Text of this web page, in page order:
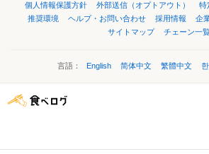
個人情報保護方針
外部送信（オプトアウト）
特
推奨環境
ヘルプ・お問い合わせ 採用情報 企
サイトマップ
チェーン一
言語： English 简体中文 繁體中文